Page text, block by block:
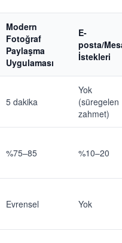
Modern
Fotoğraf
Paylaşma
Uygulaması
E-
posta/
İstekleri
5 dakika
Yok
(süregelen
zahmet)
%75–85 %10–20
Evrensel Yok